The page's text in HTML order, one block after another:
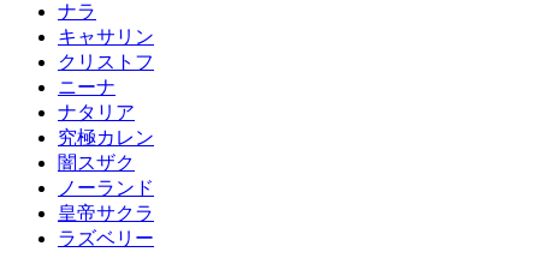
ナラ
キャサリン
クリストフ
ニーナ
ナタリア
究極カレン
闇スザク
ノーランド
皇帝サクラ
ラズベリー